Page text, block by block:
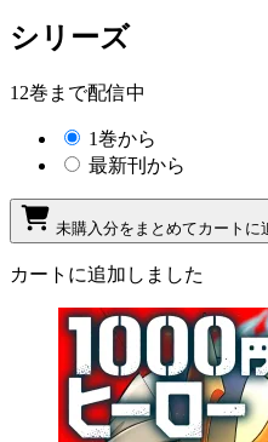
シリーズ
12巻まで配信中
1巻から
最新刊から
未購入分をまとめてカートに
カートに追加しました